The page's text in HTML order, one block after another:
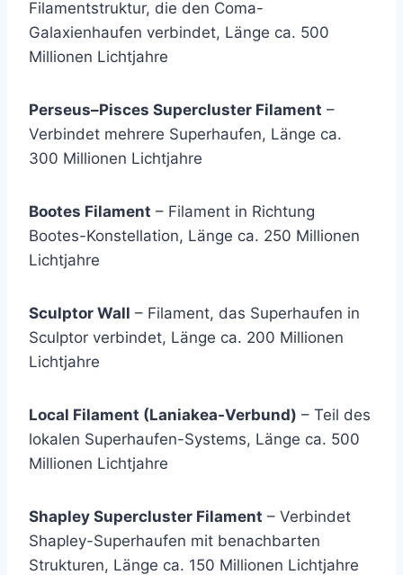
Filamentstruktur, die den Coma-
Galaxienhaufen verbindet, Länge ca. 500
Millionen Lichtjahre
Perseus–Pisces Supercluster Filament –
Verbindet mehrere Superhaufen, Länge ca.
300 Millionen Lichtjahre
Bootes Filament – Filament in Richtung
Bootes-Konstellation, Länge ca. 250 Millionen
Lichtjahre
Sculptor Wall – Filament, das Superhaufen in
Sculptor verbindet, Länge ca. 200 Millionen
Lichtjahre
Local Filament (Laniakea-Verbund) – Teil des
lokalen Superhaufen-Systems, Länge ca. 500
Millionen Lichtjahre
Shapley Supercluster Filament – Verbindet
Shapley-Superhaufen mit benachbarten
Strukturen, Länge ca. 150 Millionen Lichtjahre